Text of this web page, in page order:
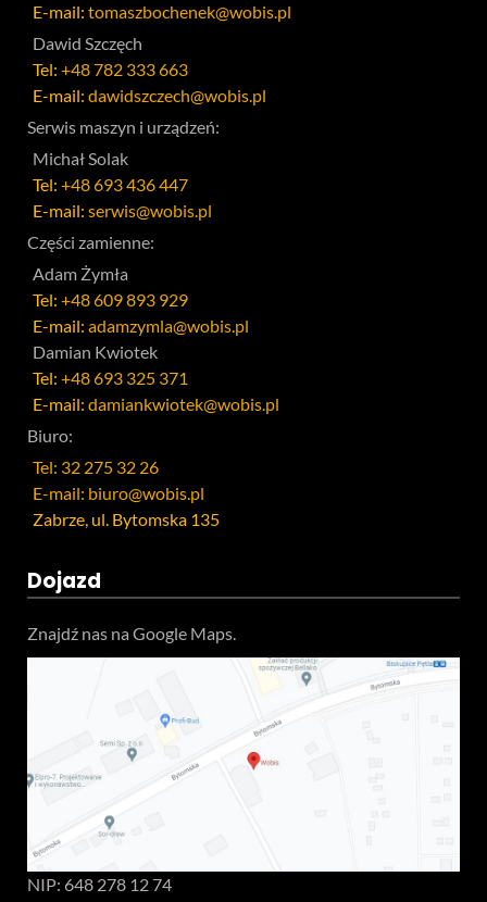
E-mail: tomaszbochenek@wobis.pl
Dawid Szczęch
Tel: +48 782 333 663
E-mail: dawidszczech@wobis.pl
Serwis maszyn i urządzeń:
Michał Solak
Tel: +48 693 436 447
E-mail: serwis@wobis.pl
Części zamienne:
Adam Żymła
Tel: +48 609 893 929
E-mail: adamzymla@wobis.pl
Damian Kwiotek
Tel: +48 693 325 371
E-mail: damiankwiotek@wobis.pl
Biuro:
Tel: 32 275 32 26
E-mail: biuro@wobis.pl
Zabrze, ul. Bytomska 135
Dojazd
Znajdź nas na Google Maps.
NIP: 648 278 12 74